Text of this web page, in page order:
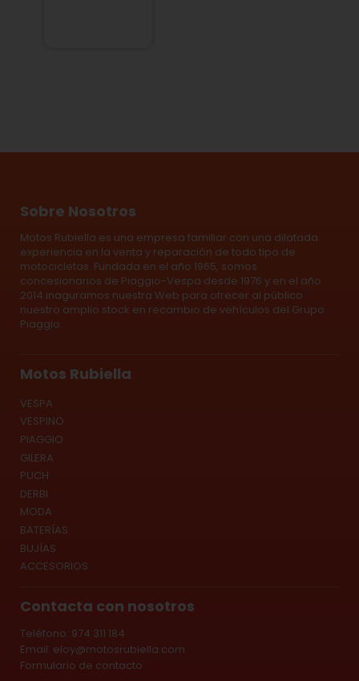
Sobre Nosotros
Motos Rubiella es una empresa familiar con una dilatada
experiencia en la venta y reparación de todo tipo de
motocicletas. Fundada en el año 1965, somos
concesionarios de Piaggio-Vespa desde 1976 y en el año
2014 inaguramos nuestra Web para ofrecer al público
nuestro amplio stock en recambio de vehículos del Grupo
Piaggio.
Motos Rubiella
VESPA
VESPINO
PIAGGIO
GILERA
PUCH
DERBI
MODA
BATERÍAS
BUJÍAS
ACCESORIOS
Contacta con nosotros
Teléfono: 974 311 184
Email: eloy@motosrubiella.com
Formulario de contacto